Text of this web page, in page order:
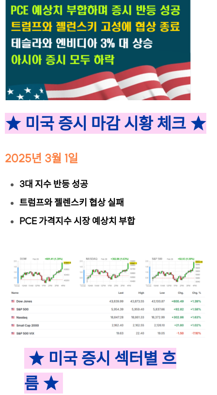
★ 미국 증시 마감 시황 체크 ★
2025년 3월 1일
3대 지수 반등 성공
트럼프와 젤렌스키 협상 실패
PCE 가격지수 시장 예상치 부합
름 ★